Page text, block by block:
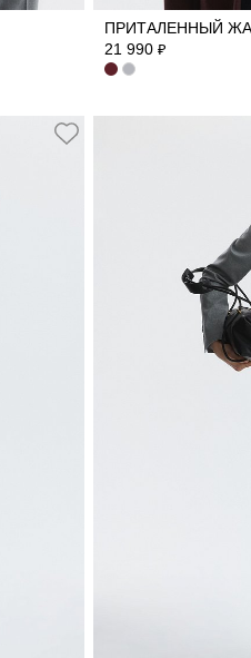
ПРИТАЛЕННЫЙ
21 990 ₽